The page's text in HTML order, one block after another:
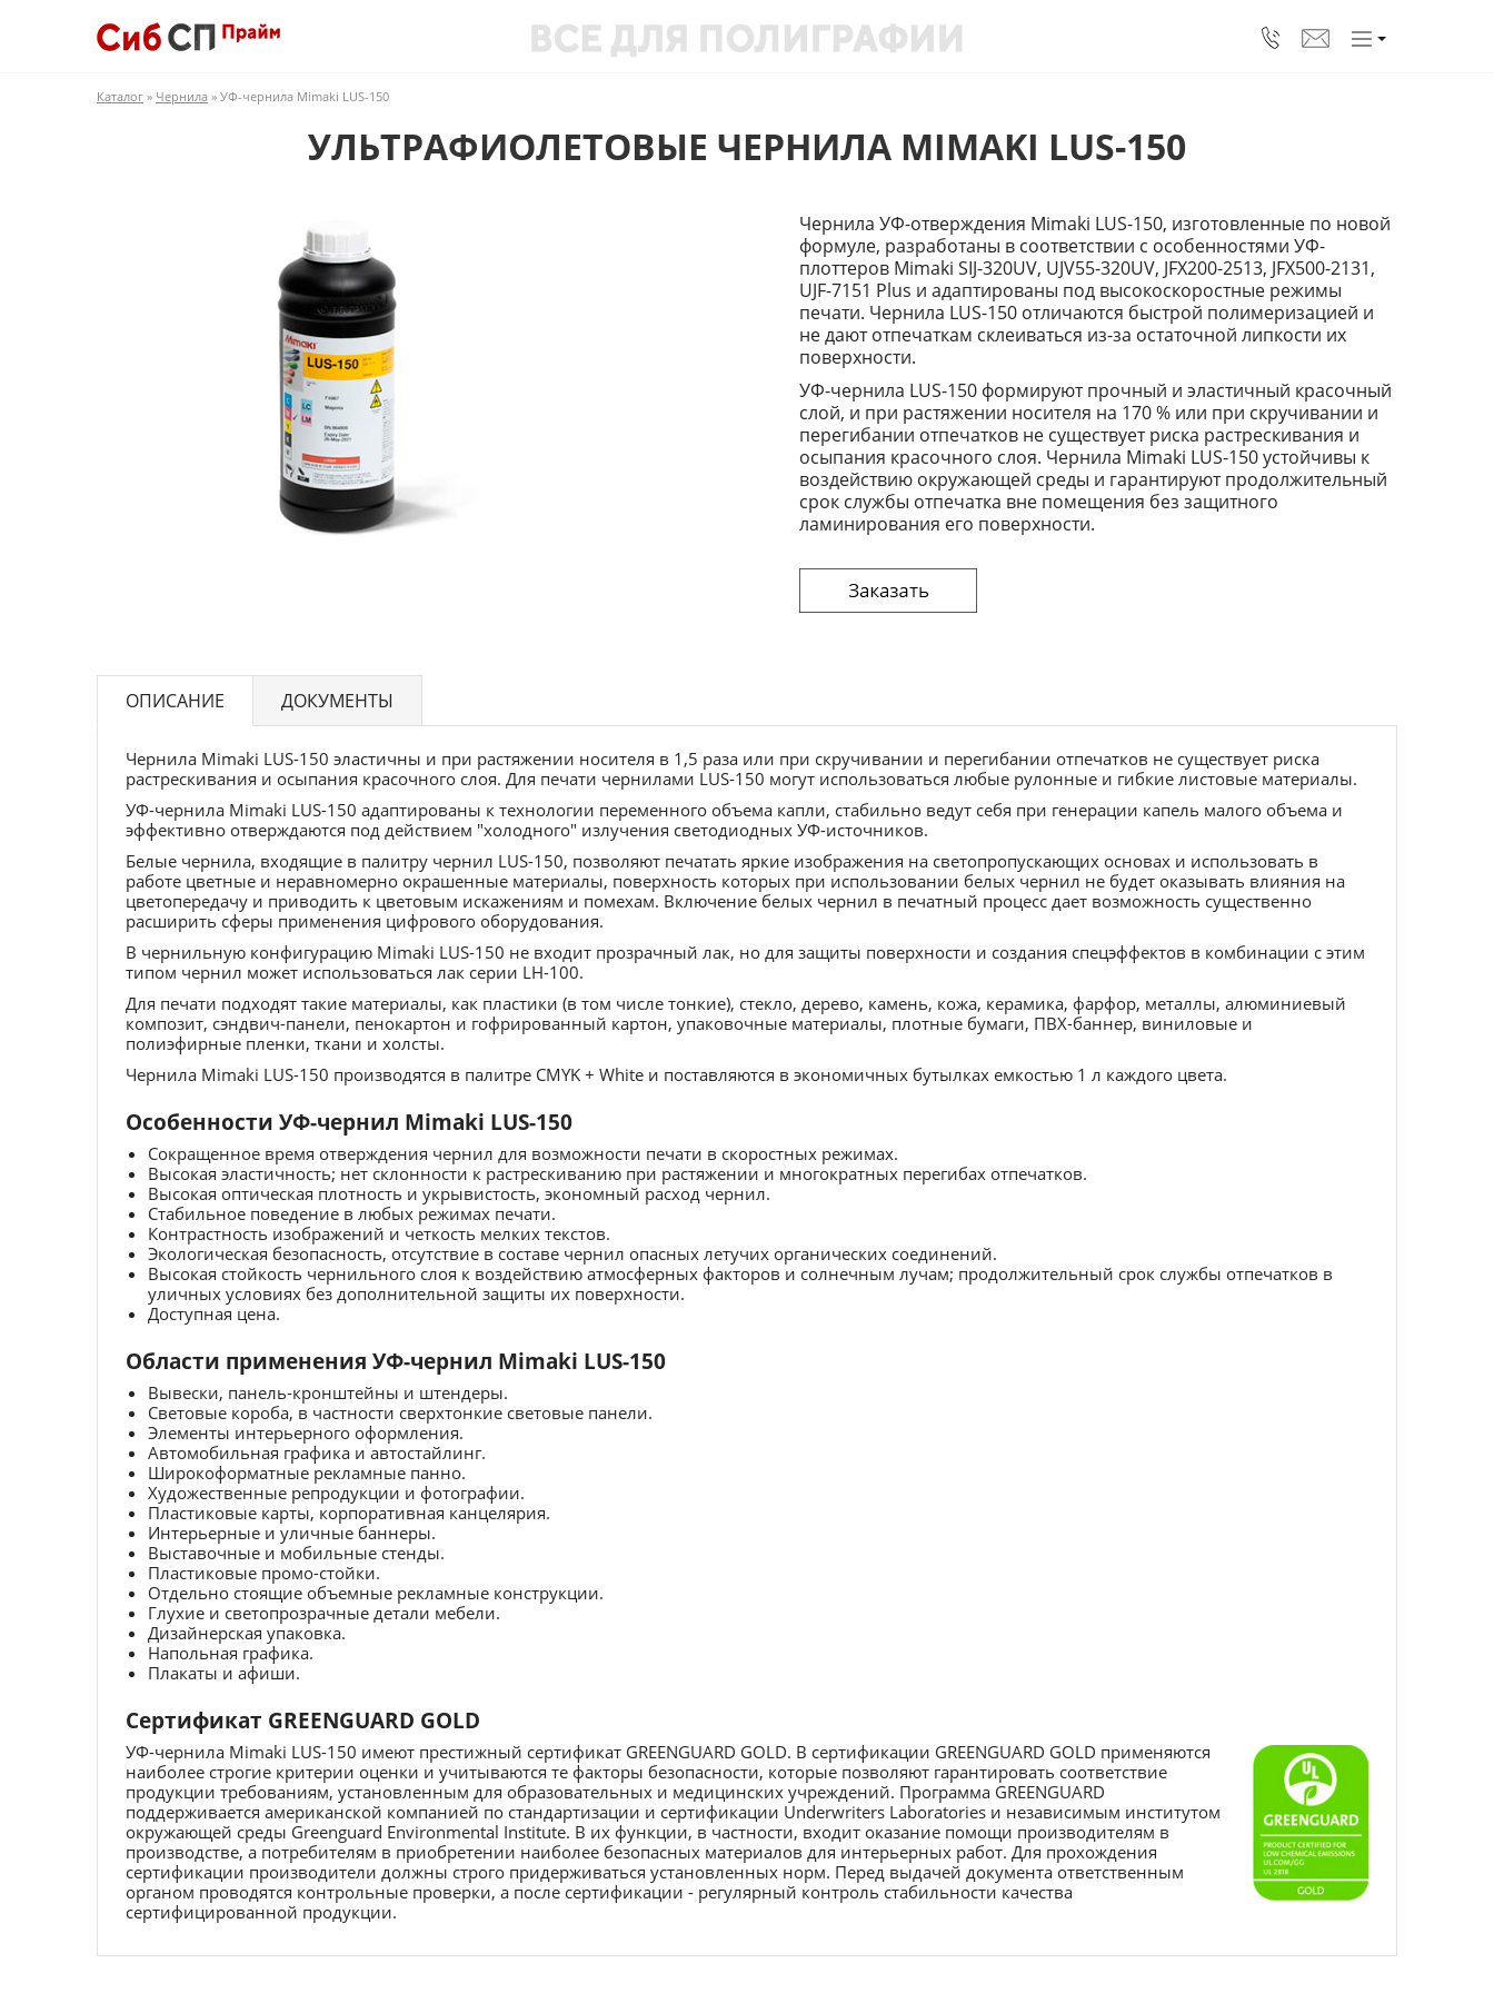
Каталог » Чернила » УФ-чернила Mimaki LUS-150
УЛЬТРАФИОЛЕТОВЫЕ ЧЕРНИЛА MIMAKI LUS-150
Чернила УФ-отверждения Mimaki LUS-150, изготовленные по новой
формуле, разработаны в соответствии с особенностями УФ-
плоттеров Mimaki SIJ-320UV, UJV55-320UV, JFX200-2513, JFX500-2131,
UJF-7151 Plus и адаптированы под высокоскоростные режимы
печати. Чернила LUS-150 отличаются быстрой полимеризацией и
не дают отпечаткам склеиваться из-за остаточной липкости их
поверхности.
УФ-чернила LUS-150 формируют прочный и эластичный красочный
слой, и при растяжении носителя на 170 % или при скручивании и
перегибании отпечатков не существует риска растрескивания и
осыпания красочного слоя. Чернила Mimaki LUS-150 устойчивы к
воздействию окружающей среды и гарантируют продолжительный
срок службы отпечатка вне помещения без защитного
ламинирования его поверхности.
ОПИСАНИЕ ДОКУМЕНТЫ
Чернила Mimaki LUS-150 эластичны и при растяжении носителя в 1,5 раза или при скручивании и перегибании отпечатков не существует риска
растрескивания и осыпания красочного слоя. Для печати чернилами LUS-150 могут использоваться любые рулонные и гибкие листовые материалы.
УФ-чернила Mimaki LUS-150 адаптированы к технологии переменного объема капли, стабильно ведут себя при генерации капель малого объема и
эффективно отверждаются под действием "холодного" излучения светодиодных УФ-источников.
Белые чернила, входящие в палитру чернил LUS-150, позволяют печатать яркие изображения на светопропускающих основах и использовать в
работе цветные и неравномерно окрашенные материалы, поверхность которых при использовании белых чернил не будет оказывать влияния на
цветопередачу и приводить к цветовым искажениям и помехам. Включение белых чернил в печатный процесс дает возможность существенно
расширить сферы применения цифрового оборудования.
В чернильную конфигурацию Mimaki LUS-150 не входит прозрачный лак, но для защиты поверхности и создания спецэффектов в комбинации с этим
типом чернил может использоваться лак серии LH-100.
Для печати подходят такие материалы, как пластики (в том числе тонкие), стекло, дерево, камень, кожа, керамика, фарфор, металлы, алюминиевый
композит, сэндвич-панели, пенокартон и гофрированный картон, упаковочные материалы, плотные бумаги, ПВХ-баннер, виниловые и
полиэфирные пленки, ткани и холсты.
Чернила Mimaki LUS-150 производятся в палитре CMYK + White и поставляются в экономичных бутылках емкостью 1 л каждого цвета.
Особенности УФ-чернил Mimaki LUS-150
Сокращенное время отверждения чернил для возможности печати в скоростных режимах.
Высокая эластичность; нет склонности к растрескиванию при растяжении и многократных перегибах отпечатков.
Высокая оптическая плотность и укрывистость, экономный расход чернил.
Стабильное поведение в любых режимах печати.
Контрастность изображений и четкость мелких текстов.
Экологическая безопасность, отсутствие в составе чернил опасных летучих органических соединений.
Высокая стойкость чернильного слоя к воздействию атмосферных факторов и солнечным лучам; продолжительный срок службы отпечатков в
уличных условиях без дополнительной защиты их поверхности.
Доступная цена.
Области применения УФ-чернил Mimaki LUS-150
Вывески, панель-кронштейны и штендеры.
Световые короба, в частности сверхтонкие световые панели.
Элементы интерьерного оформления.
Автомобильная графика и автостайлинг.
Широкоформатные рекламные панно.
Художественные репродукции и фотографии.
Пластиковые карты, корпоративная канцелярия.
Интерьерные и уличные баннеры.
Выставочные и мобильные стенды.
Пластиковые промо-стойки.
Отдельно стоящие объемные рекламные конструкции.
Глухие и светопрозрачные детали мебели.
Дизайнерская упаковка.
Напольная графика.
Плакаты и афиши.
Сертификат GREENGUARD GOLD
УФ-чернила Mimaki LUS-150 имеют престижный сертификат GREENGUARD GOLD. В сертификации GREENGUARD GOLD применяются
наиболее строгие критерии оценки и учитываются те факторы безопасности, которые позволяют гарантировать соответствие
продукции требованиям, установленным для образовательных и медицинских учреждений. Программа GREENGUARD
поддерживается американской компанией по стандартизации и сертификации Underwriters Laboratories и независимым институтом
окружающей среды Greenguard Environmental Institute. В их функции, в частности, входит оказание помощи производителям в
производстве, а потребителям в приобретении наиболее безопасных материалов для интерьерных работ. Для прохождения
сертификации производители должны строго придерживаться установленных норм. Перед выдачей документа ответственным
органом проводятся контрольные проверки, а после сертификации - регулярный контроль стабильности качества
сертифицированной продукции.